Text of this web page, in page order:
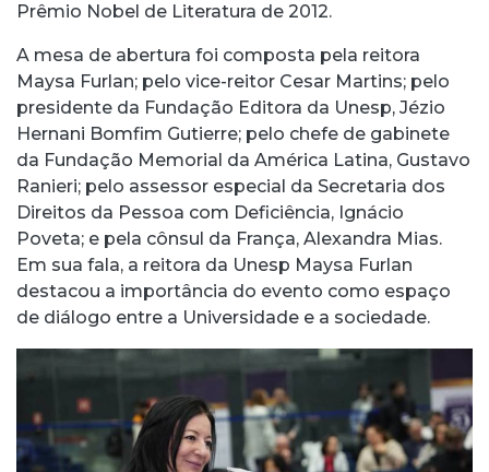
Prêmio Nobel de Literatura de 2012.
A mesa de abertura foi composta pela reitora
Maysa Furlan; pelo vice-reitor Cesar Martins; pelo
presidente da Fundação Editora da Unesp, Jézio
Hernani Bomfim Gutierre; pelo chefe de gabinete
da Fundação Memorial da América Latina, Gustavo
Ranieri; pelo assessor especial da Secretaria dos
Direitos da Pessoa com Deficiência, Ignácio
Poveta; e pela cônsul da França, Alexandra Mias.
Em sua fala, a reitora da Unesp Maysa Furlan
destacou a importância do evento como espaço
de diálogo entre a Universidade e a sociedade.